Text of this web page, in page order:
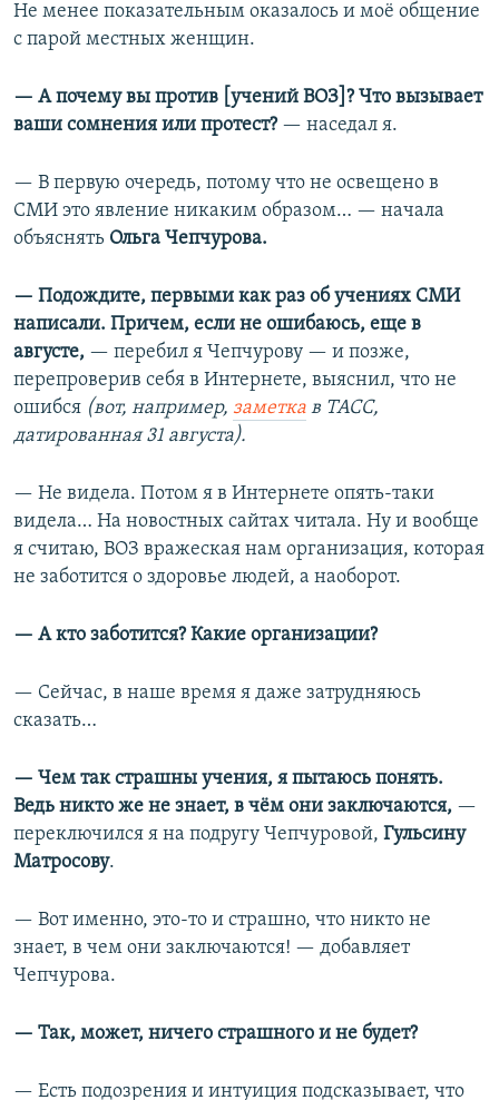
Не менее показательным оказалось и моё общение
с парой местных женщин.
— А почему вы против [учений ВОЗ]? Что вызывает
ваши сомнения или протест? — наседал я.
— В первую очередь, потому что не освещено в
СМИ это явление никаким образом… — начала
объяснять Ольга Чепчурова.
— Подождите, первыми как раз об учениях СМИ
написали. Причем, если не ошибаюсь, еще в
августе, — перебил я Чепчурову — и позже,
перепроверив себя в Интернете, выяснил, что не
ошибся (вот, например, заметка в ТАСС,
датированная 31 августа).
— Не видела. Потом я в Интернете опять-таки
видела… На новостных сайтах читала. Ну и вообще
я считаю, ВОЗ вражеская нам организация, которая
не заботится о здоровье людей, а наоборот.
— А кто заботится? Какие организации?
— Сейчас, в наше время я даже затрудняюсь
сказать…
— Чем так страшны учения, я пытаюсь понять.
Ведь никто же не знает, в чём они заключаются, —
переключился я на подругу Чепчуровой, Гульсину
Матросову.
— Вот именно, это-то и страшно, что никто не
знает, в чем они заключаются! — добавляет
Чепчурова.
— Так, может, ничего страшного и не будет?
— Есть подозрения и интуиция подсказывает, что